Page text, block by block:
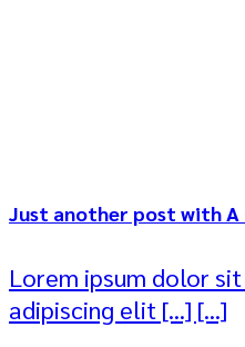
Just another post with A
Lorem ipsum dolor
adipiscing elit [...] [...]